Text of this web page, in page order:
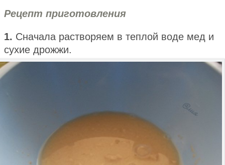
Рецепт приготовления
1. Сначала растворяем в теплой воде мед и
сухие дрожжи.